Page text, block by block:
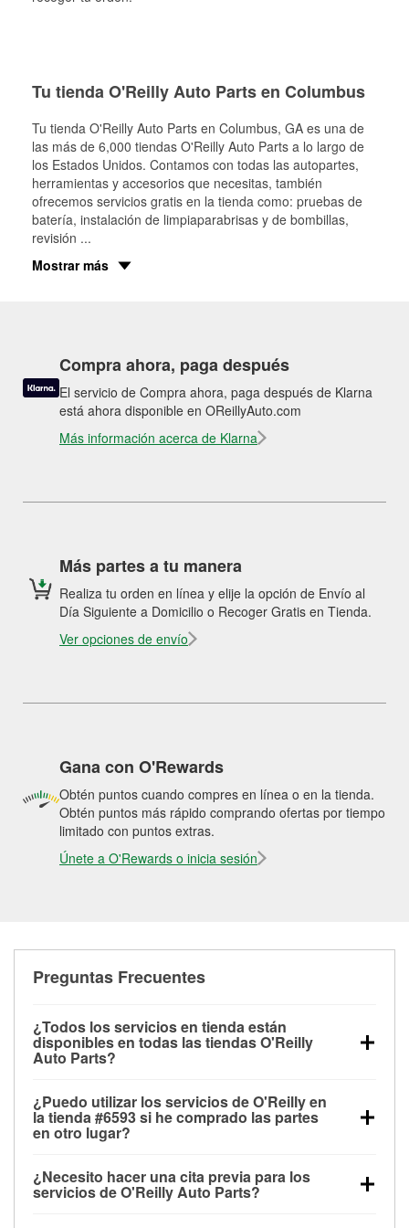
Tu tienda O'Reilly Auto Parts en Columbus
Tu tienda O'Reilly Auto Parts en Columbus, GA es una de
las más de 6,000 tiendas O'Reilly Auto Parts a lo largo de
los Estados Unidos. Contamos con todas las autopartes,
herramientas y accesorios que necesitas, también
ofrecemos servicios gratis en la tienda como: pruebas de
batería, instalación de limpiaparabrisas y de bombillas,
revisión ...
Mostrar más
Compra ahora, paga después
El servicio de Compra ahora, paga después de Klarna
está ahora disponible en OReillyAuto.com
Más información acerca de Klarna
Más partes a tu manera
Realiza tu orden en línea y elije la opción de Envío al
Día Siguiente a Domicilio o Recoger Gratis en Tienda.
Ver opciones de envío
Gana con O'Rewards
Obtén puntos cuando compres en línea o en la tienda.
Obtén puntos más rápido comprando ofertas por tiempo
limitado con puntos extras.
Únete a O'Rewards o inicia sesión
Preguntas Frecuentes
¿Todos los servicios en tienda están
disponibles en todas las tiendas O'Reilly
Auto Parts?
las pruebas de batería, pruebas de alternador y
motor de arranque, revisión de la luz “Check Engine”
con O'Reilly VeriScan® e instalación de
limpiaparabrisas o bombillas, están disponibles en
todas las tiendas O'Reilly Auto Parts. La tienda
¿Puedo utilizar los servicios de O'Reilly en
la tienda #6593 si he comprado las partes
en otro lugar?
de O'Reilly Auto Parts que estén disponibles en la
tienda #6593 de Columbus, GA aunque hayas
¿Necesito hacer una cita previa para los
servicios de O'Reilly Auto Parts?